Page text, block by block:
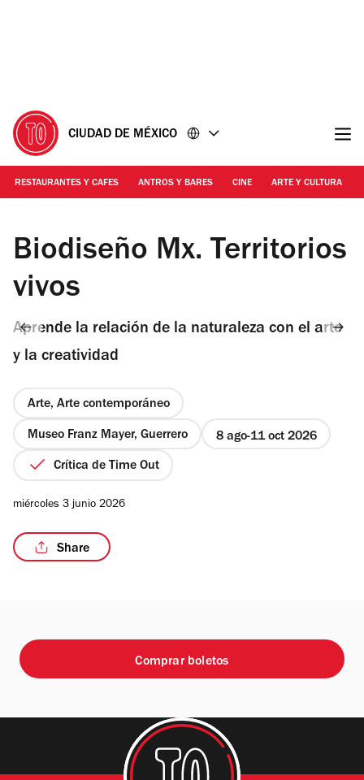
CIUDAD DE MÉXICO
RESTAURANTES Y CAFES ANTROS Y BARES CINE ARTE Y CULTURA
Mauricio Nava Ramos | Biodiseño Mx
Biodiseño Mx. Territorios
vivos
Aprende la relación de la naturaleza con el arte
y la creatividad
Arte, Arte contemporáneo
Museo Franz Mayer, Guerrero 8 ago 11 oct 2026
Crítica de Time Out
miércoles 3 junio 2026
Share
Comprar boletos